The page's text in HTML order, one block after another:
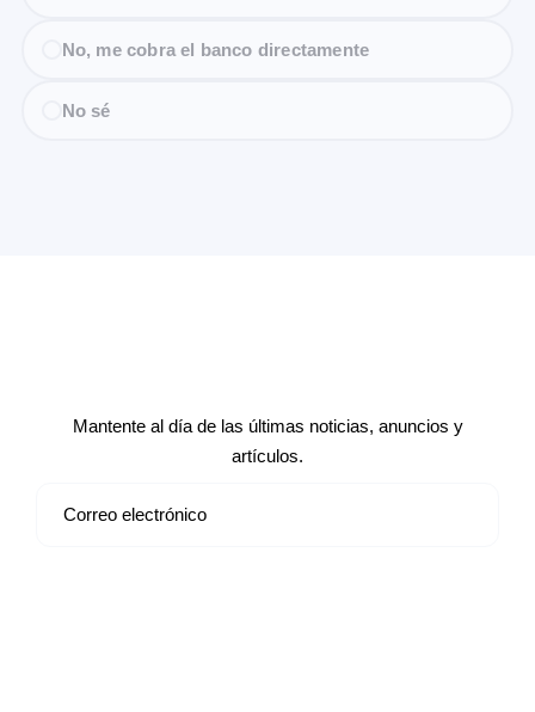
No, me cobra el banco directamente
No sé
Mantente al día de las últimas noticias, anuncios y
artículos.